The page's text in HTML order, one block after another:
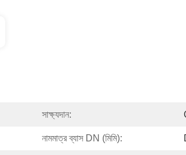
সাক্ষ্যদান:
নামমাত্র ব্যাস DN (মিমি):